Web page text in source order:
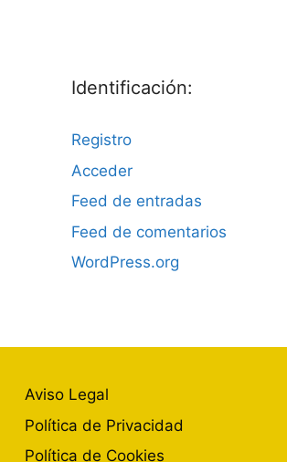
Identificación:
Registro
Acceder
Feed de entradas
Feed de comentarios
WordPress.org
Aviso Legal
Política de Privacidad
Política de Cookies